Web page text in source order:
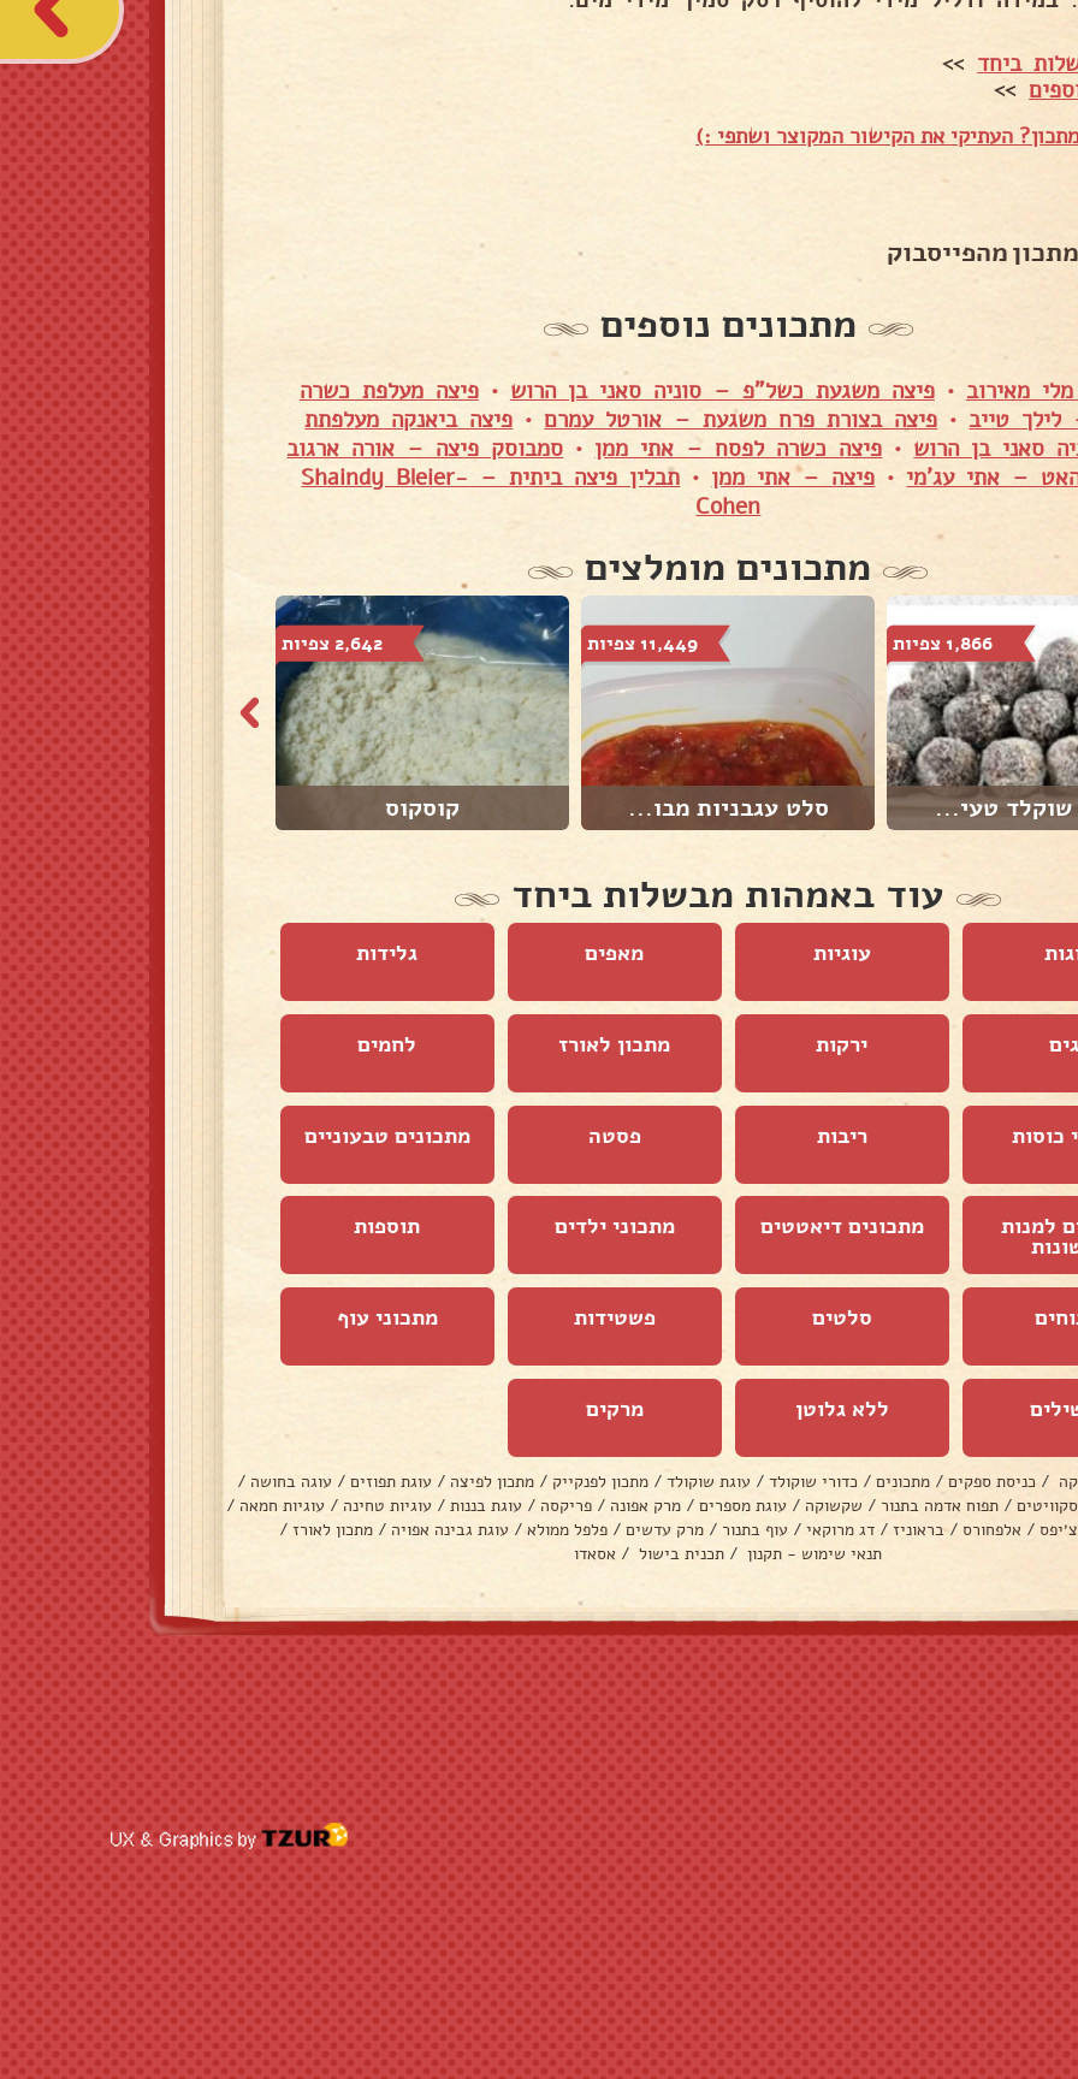
ביחד >>
>>
העתיקי את הקישור המקוצר ושתפי :)
מהפייסבוק
מתכונים נוספים
מאירוב •פיצה משגעת כשל"פ – סוניה סאני בן הרוש •פיצה מעלפת כשרה
טייב • פיצה בצורת פרח משגעת – אורטל עמרם• פיצה ביאנקה מעלפתת
סאני בן הרוש • פיצה כשרה לפסח – אתי ממן • סמבוסק פיצה – אורה ארגוב
– אתי עג'מי • פיצה – אתי ממן •
תבלין פיצה ביתית – Shaindy Bleier-
Cohen
מתכונים מומלצים
1,866 צפיות
שוקלד טעי...
11,449 צפיות
סלט עגבניות מבו...
2,642 צפיות
קוסקוס
עוד באמהות מבשלות ביחד
עוגיות מאפים גלידות
ירקות מתכון לאורז לחמים
כוסות ריבות פסטה מתכונים טבעוניים
למנות מתכונים דיאטטים מתכוני ילדים תוספות
סלטים פשטידות מתכוני עוף
ללא גלוטן מרקים
/ כניסת ספקים / מתכונים / כדורי שוקולד / עוגת שוקולד / מתכון לפנקייק / מתכון לפיצה / עוגת תפוזים / עוגה בחושה /
/ תפוח אדמה בתנור / שקשוקה / עוגת מספרים / מרק אפונה / פריקסה / עוגת בננות / עוגיות טחינה / עוגיות חמאה /
/ אלפחורס / בראוניז / דג מרוקאי / עוף בתנור / מרק עדשים / פלפל ממולא / עוגת גבינה אפויה / מתכון לאורז /
תנאי שימוש - תקנון / תכנית בישול / אסאדו